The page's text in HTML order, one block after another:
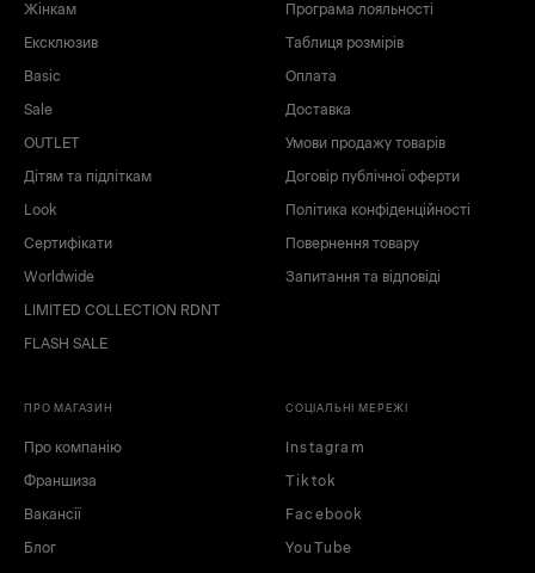
Жінкам
Ексклюзив
Basic
Sale
OUTLET
Дітям та підліткам
Look
Сертифікати
Worldwide
LIMITED COLLECTION RDNT
FLASH SALE
Програма лояльності
Таблиця розмірів
Оплата
Доставка
Умови продажу товарів
Договір публічної оферти
Політика конфіденційності
Повернення товару
Запитання та відповіді
ПРО МАГАЗИН
Про компанію
Франшиза
Вакансії
Блог
СОЦІАЛЬНІ МЕРЕЖІ
Instagram
Tiktok
Facebook
YouTube